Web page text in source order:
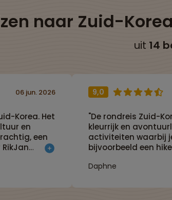
naar Zuid-
uit 14
Korea. Het
en
een
extra
06 jun. 2026 9,0
"De rondreis Zuid-
kleurrijk en
activiteiten waarbij
bijvoorbeeld een
te ondernemen.
Daphne